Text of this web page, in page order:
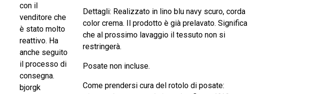
Dettagli: Realizzato in lino blu navy scuro, corda
color crema. Il prodotto è già prelavato. Significa
che al prossimo lavaggio il tessuto non si
restringerà.
Posate non incluse.
Come prendersi cura del rotolo di posate:
con il
venditore che
è stato molto
reattivo. Ha
anche seguito
il processo di
consegna.
bjorgk